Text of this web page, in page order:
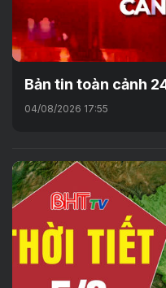
Bản tin toàn cảnh
04/08/2026 17:55